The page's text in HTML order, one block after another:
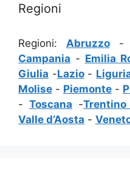
Regioni
Regioni: Abruzzo-
Campania - Emilia
Giulia -Lazio-
Molise - Piemonte -
- Toscana -
Valle d’Aosta -